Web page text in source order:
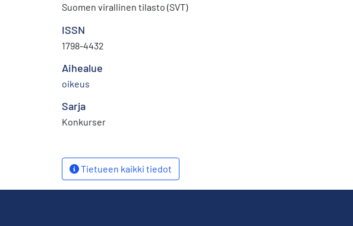
Suomen virallinen tilasto (SVT)
ISSN
1798-4432
Aihealue
oikeus
Sarja
Konkurser
Tietueen kaikki tiedot